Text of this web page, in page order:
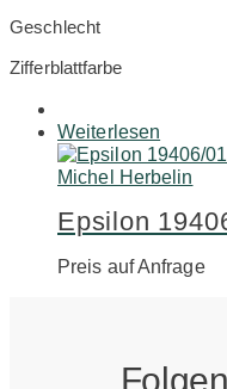
Geschlecht
Zifferblattfarbe
Weiterlesen
Michel Herbelin
Epsilon
Preis auf Anfrage